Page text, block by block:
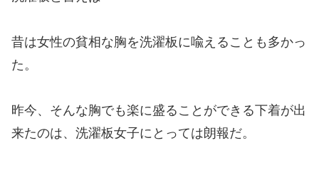
昔は女性の貧相な胸を洗濯板に喩えることも多かっ
た。
昨今、そんな胸でも楽に盛ることができる下着が出
来たのは、洗濯板女子にとっては朗報だ。